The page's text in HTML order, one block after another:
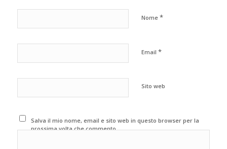
Nome *
Email *
Sito web
Salva il mio nome, email e sito web in questo browser per la
prossima volta che commento.